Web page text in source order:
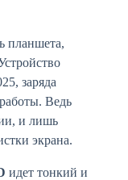
планшета,
заряда
Ведь
и лишь
экрана.
идет тонкий и